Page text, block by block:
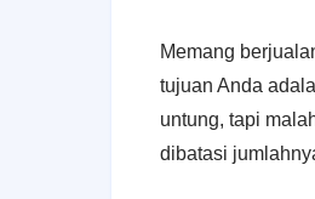
Memang
tujuan Anda
untung, tapi
dibatasi